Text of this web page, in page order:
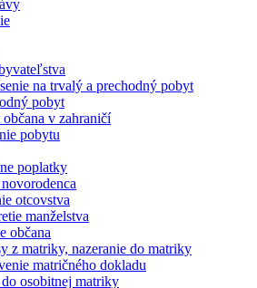
na trvalý a prechodný pobyt
pobyt
v zahraničí
pobytu
poplatky
otcovstva
manželstva
občana
z matriky, nazeranie do matriky
matričného dokladu
osobitnej matriky